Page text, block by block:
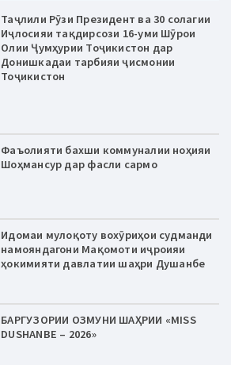
Таҷлили Рӯзи Президент ва 30 солагии
Иҷлосияи тақдирсози 16-уми Шӯрои
Олии Ҷумҳурии Тоҷикистон дар
Донишкадаи тарбияи ҷисмонии
Тоҷикистон
Фаъолияти бахши коммуналии ноҳияи
Шоҳмансур дар фасли сармо
Идомаи мулоқоту вохӯриҳои судманди
намояндагони Мақомоти иҷроияи
ҳокимияти давлатии шаҳри Душанбе
БАРГУЗОРИИ ОЗМУНИ ШАҲРИИ «MISS
DUSHANBE – 2026»